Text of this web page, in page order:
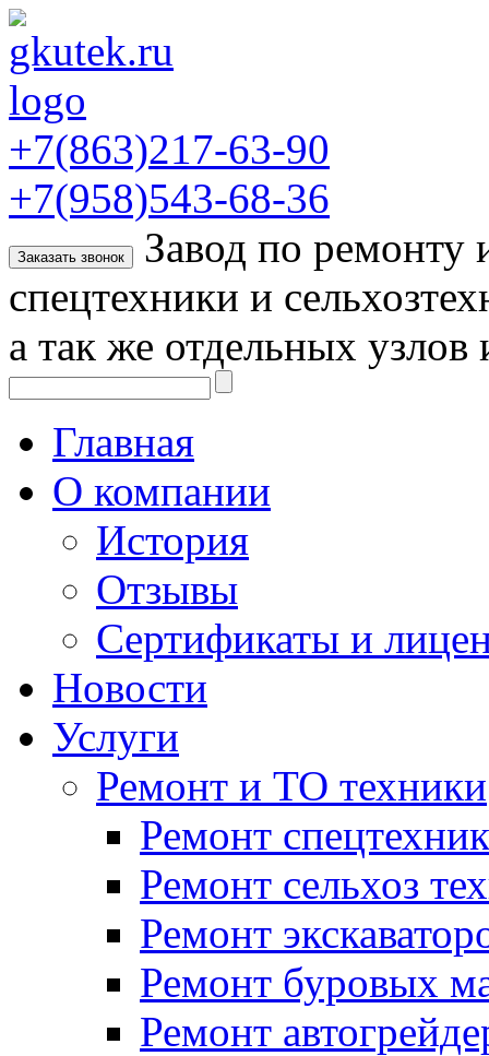
+7(863)217-63-90
+7(958)543-68-36
Заказать звонок
Завод по
спецтехники и
а так же отдельных узлов
Главная
О компании
История
Отзывы
Сертификаты и
Новости
Услуги
Ремонт и ТО техники
Ремонт
Ремонт сельхоз
Ремонт
Ремонт буровых
Ремонт